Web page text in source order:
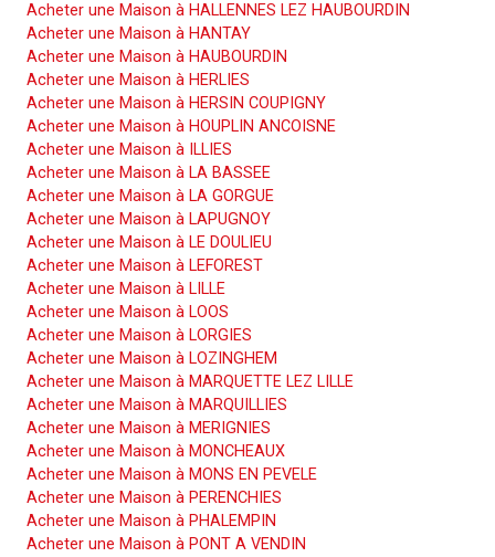
Acheter une Maison à HALLENNES LEZ HAUBOURDIN
Acheter une Maison à HANTAY
Acheter une Maison à HAUBOURDIN
Acheter une Maison à HERLIES
Acheter une Maison à HERSIN COUPIGNY
Acheter une Maison à HOUPLIN ANCOISNE
Acheter une Maison à ILLIES
Acheter une Maison à LA BASSEE
Acheter une Maison à LA GORGUE
Acheter une Maison à LAPUGNOY
Acheter une Maison à LE DOULIEU
Acheter une Maison à LEFOREST
Acheter une Maison à LILLE
Acheter une Maison à LOOS
Acheter une Maison à LORGIES
Acheter une Maison à LOZINGHEM
Acheter une Maison à MARQUETTE LEZ LILLE
Acheter une Maison à MARQUILLIES
Acheter une Maison à MERIGNIES
Acheter une Maison à MONCHEAUX
Acheter une Maison à MONS EN PEVELE
Acheter une Maison à PERENCHIES
Acheter une Maison à PHALEMPIN
Acheter une Maison à PONT A VENDIN